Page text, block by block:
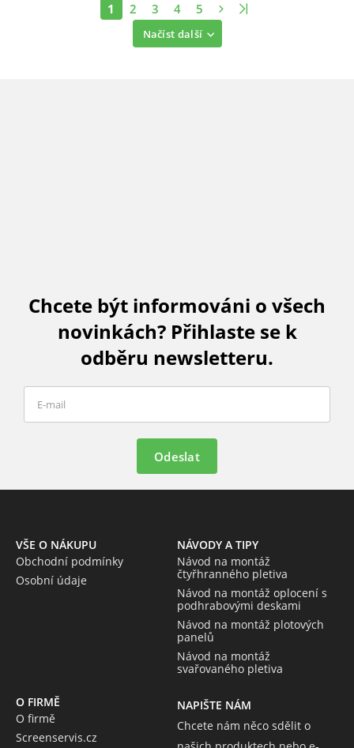
Načíst další
1 2 3 4 5
Chcete být informováni o všech
novinkách? Přihlaste se k
odběru newsletteru.
Odeslat
VŠE O NÁKUPU
Obchodní podmínky
Osobní údaje
NÁVODY A TIPY
Návod na montáž
čtyřhranného pletiva
Návod na montáž oplocení s
podhrabovými deskami
Návod na montáž plotových
panelů
Návod na montáž
svařovaného pletiva
O FIRMĚ
O firmě
Screenservis.cz
NAPIŠTE NÁM
Chcete nám něco sdělit o